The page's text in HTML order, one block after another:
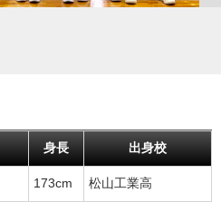
身長 出身校
173cm 松山工業高